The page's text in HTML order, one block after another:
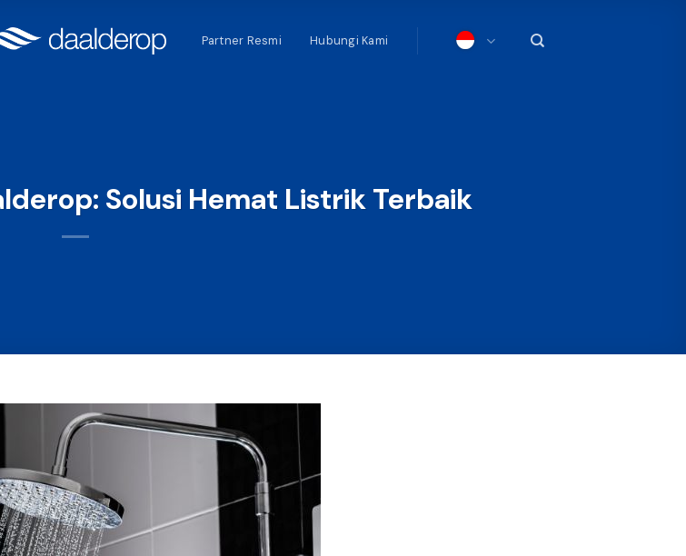
Partner Resmi Hubungi Kami
Solusi Hemat Listrik Terbaik